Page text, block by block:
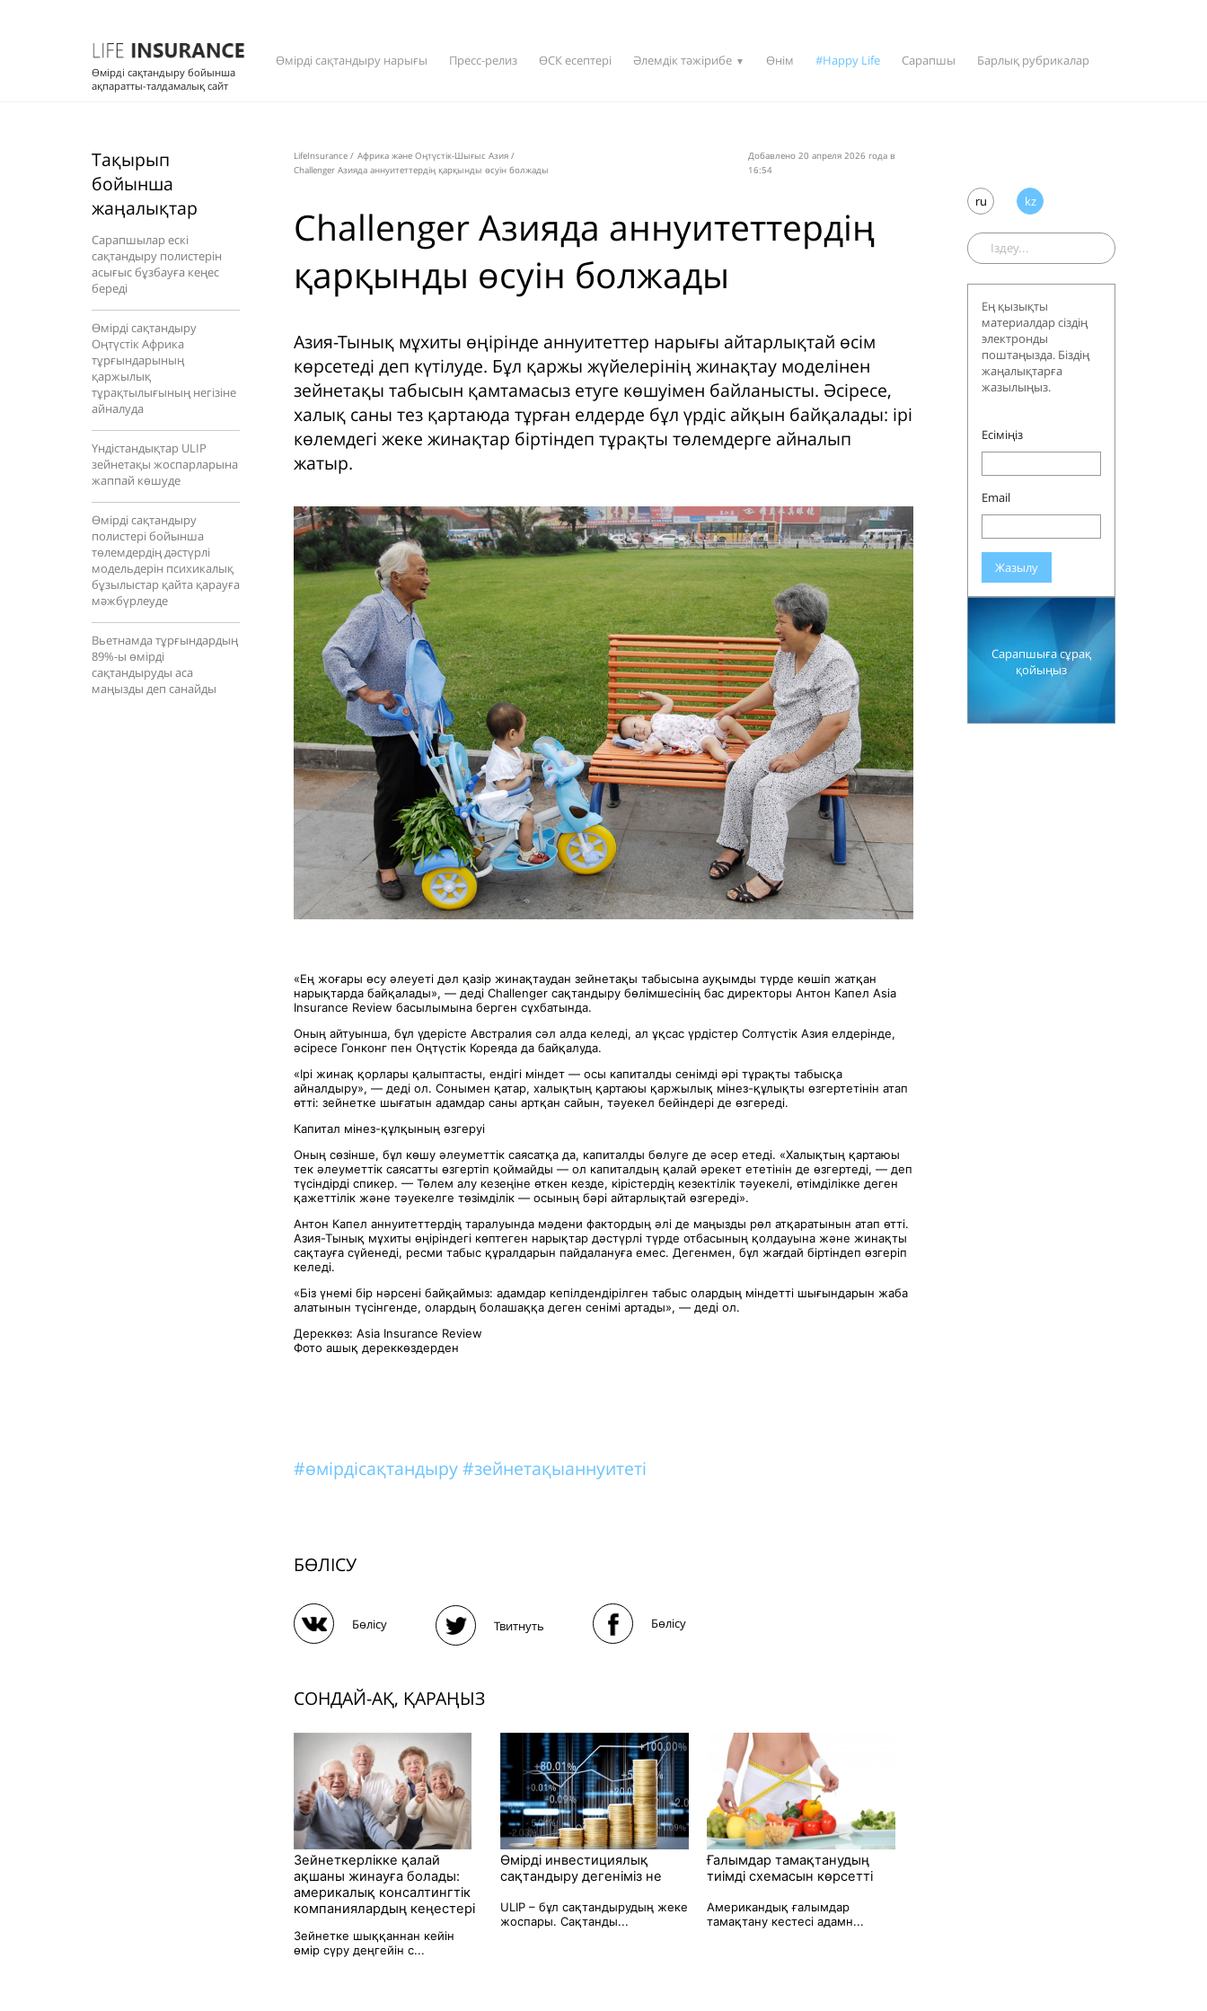
Өмірді сақтандыру бойынша
ақпаратты-талдамалық сайт
Өмірді сақтандыру нарығы Пресс-релиз ӨСК есептері Әлемдік тәжірибе ▼ Өнім #Happy Life Сарапшы Барлық рубрикалар
Тақырып
бойынша
жаңалықтар
Сарапшылар ескі
сақтандыру полистерін
асығыс бұзбауға кеңес
береді
Өмірді сақтандыру
Оңтүстік Африка
тұрғындарының
қаржылық
тұрақтылығының негізіне
айналуда
Үндістандықтар ULIP
зейнетақы жоспарларына
жаппай көшуде
Өмірді сақтандыру
полистері бойынша
төлемдердің дәстүрлі
модельдерін психикалық
бұзылыстар қайта қарауға
мәжбүрлеуде
Вьетнамда тұрғындардың
89%-ы өмірді
сақтандыруды аса
маңызды деп санайды
LifeInsurance / Африка және Оңтүстік-Шығыс Азия /
Challenger Азияда аннуитеттердің қарқынды өсуін болжады
Добавлено 20 апреля 2026 года в
16:54
Challenger Азияда аннуитеттердің
қарқынды өсуін болжады
Азия-Тынық мұхиты өңірінде аннуитеттер нарығы айтарлықтай өсім
көрсетеді деп күтілуде. Бұл қаржы жүйелерінің жинақтау моделінен
зейнетақы табысын қамтамасыз етуге көшуімен байланысты. Әсіресе,
халық саны тез қартаюда тұрған елдерде бұл үрдіс айқын байқалады: ірі
көлемдегі жеке жинақтар біртіндеп тұрақты төлемдерге айналып
жатыр.
«Ең жоғары өсу әлеуеті дәл қазір жинақтаудан зейнетақы табысына ауқымды түрде көшіп жатқан
нарықтарда байқалады», — деді Challenger сақтандыру бөлімшесінің бас директоры Антон Капел Asia
Insurance Review басылымына берген сұхбатында.
Оның айтуынша, бұл үдерісте Австралия сәл алда келеді, ал ұқсас үрдістер Солтүстік Азия елдерінде,
әсіресе Гонконг пен Оңтүстік Кореяда да байқалуда.
«Ірі жинақ қорлары қалыптасты, ендігі міндет — осы капиталды сенімді әрі тұрақты табысқа
айналдыру», — деді ол. Сонымен қатар, халықтың қартаюы қаржылық мінез-құлықты өзгертетінін атап
өтті: зейнетке шығатын адамдар саны артқан сайын, тәуекел бейіндері де өзгереді.
Капитал мінез-құлқының өзгеруі
Оның сөзінше, бұл көшу әлеуметтік саясатқа да, капиталды бөлуге де әсер етеді. «Халықтың қартаюы
тек әлеуметтік саясатты өзгертіп қоймайды — ол капиталдың қалай әрекет ететінін де өзгертеді, — деп
түсіндірді спикер. — Төлем алу кезеңіне өткен кезде, кірістердің кезектілік тәуекелі, өтімділікке деген
қажеттілік және тәуекелге төзімділік — осының бәрі айтарлықтай өзгереді».
Антон Капел аннуитеттердің таралуында мәдени фактордың әлі де маңызды рөл атқаратынын атап өтті.
Азия-Тынық мұхиты өңіріндегі көптеген нарықтар дәстүрлі түрде отбасының қолдауына және жинақты
сақтауға сүйенеді, ресми табыс құралдарын пайдалануға емес. Дегенмен, бұл жағдай біртіндеп өзгеріп
келеді.
«Біз үнемі бір нәрсені байқаймыз: адамдар кепілдендірілген табыс олардың міндетті шығындарын жаба
алатынын түсінгенде, олардың болашаққа деген сенімі артады», — деді ол.
Дереккөз: Asia Insurance Review
Фото ашық дереккөздерден
#өмірдісақтандыру#зейнетақыаннуитеті
БӨЛІСУ
Бөлісу Твитнуть Бөлісу
СОНДАЙ-АҚ, ҚАРАҢЫЗ
Зейнеткерлікке қалай
ақшаны жинауға болады:
америкалық консалтингтік
компаниялардың кеңестері
Зейнетке шыққаннан кейін
өмір сүру деңгейін с...
Өмірді инвестициялық
сақтандыру дегеніміз не
ULIP – бұл сақтандырудың жеке
жоспары. Сақтанды...
Ғалымдар тамақтанудың
тиімді схемасын көрсетті
Американдық ғалымдар
тамақтану кестесі адамн...
ru kz
Ең қызықты
материалдар сіздің
электронды
поштаңызда. Біздің
жаңалықтарға
жазылыңыз.
Есіміңіз
Email
Жазылу
Сарапшыға сұрақ
қойыңыз